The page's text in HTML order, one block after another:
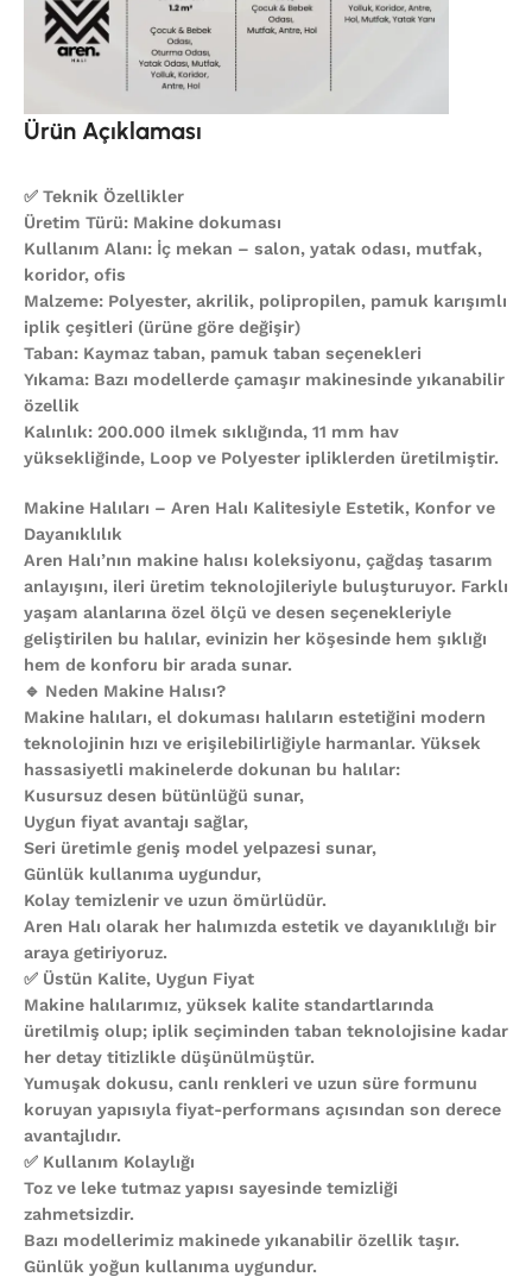
Ürün Açıklaması
✅ Teknik Özellikler
Üretim Türü: Makine dokuması
Kullanım Alanı: İç mekan – salon, yatak odası, mutfak,
koridor, ofis
Malzeme: Polyester, akrilik, polipropilen, pamuk karışımlı
iplik çeşitleri (ürüne göre değişir)
Taban: Kaymaz taban, pamuk taban seçenekleri
Yıkama: Bazı modellerde çamaşır makinesinde yıkanabilir
özellik
Kalınlık: 200.000 ilmek sıklığında, 11 mm hav
yüksekliğinde, Loop ve Polyester ipliklerden üretilmiştir.
Makine Halıları – Aren Halı Kalitesiyle Estetik, Konfor ve
Dayanıklılık
Aren Halı’nın makine halısı koleksiyonu, çağdaş tasarım
anlayışını, ileri üretim teknolojileriyle buluşturuyor. Farklı
yaşam alanlarına özel ölçü ve desen seçenekleriyle
geliştirilen bu halılar, evinizin her köşesinde hem şıklığı
hem de konforu bir arada sunar.
🔹 Neden Makine Halısı?
Makine halıları, el dokuması halıların estetiğini modern
teknolojinin hızı ve erişilebilirliğiyle harmanlar. Yüksek
hassasiyetli makinelerde dokunan bu halılar:
Kusursuz desen bütünlüğü sunar,
Uygun fiyat avantajı sağlar,
Seri üretimle geniş model yelpazesi sunar,
Günlük kullanıma uygundur,
Kolay temizlenir ve uzun ömürlüdür.
Aren Halı olarak her halımızda estetik ve dayanıklılığı bir
araya getiriyoruz.
✅ Üstün Kalite, Uygun Fiyat
Makine halılarımız, yüksek kalite standartlarında
üretilmiş olup; iplik seçiminden taban teknolojisine kadar
her detay titizlikle düşünülmüştür.
Yumuşak dokusu, canlı renkleri ve uzun süre formunu
koruyan yapısıyla fiyat-performans açısından son derece
avantajlıdır.
✅ Kullanım Kolaylığı
Toz ve leke tutmaz yapısı sayesinde temizliği
zahmetsizdir.
Bazı modellerimiz makinede yıkanabilir özellik taşır.
Günlük yoğun kullanıma uygundur.